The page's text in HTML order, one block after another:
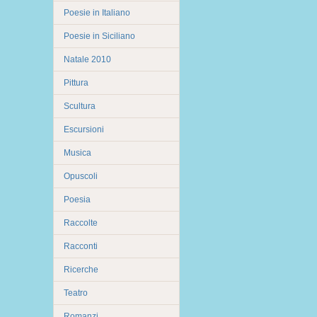
Poesie in Italiano
Poesie in Siciliano
Natale 2010
Pittura
Scultura
Escursioni
Musica
Opuscoli
Poesia
Raccolte
Racconti
Ricerche
Teatro